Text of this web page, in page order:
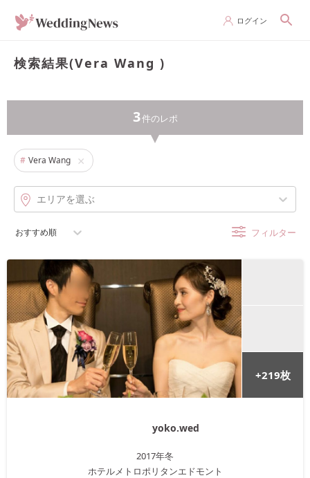
ログイン
検索結果(Vera Wang )
3件のレポ
# Vera Wang
エリアを選ぶ
おすすめ順 フィルター
+219枚
yoko.wed
2017年冬
ホテルメトロポリタンエドモント